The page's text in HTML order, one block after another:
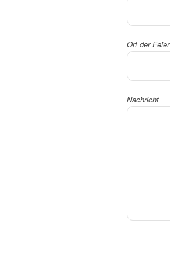
Ort der Feier
Nachricht